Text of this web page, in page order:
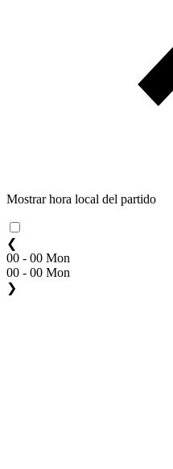
Mostrar hora local del partido
❮
00 - 00 Mon
00 - 00 Mon
❯